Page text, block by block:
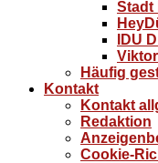
Stadt
IDU
Häufig
Kontakt
Kontakt
Redaktion
Cookie-